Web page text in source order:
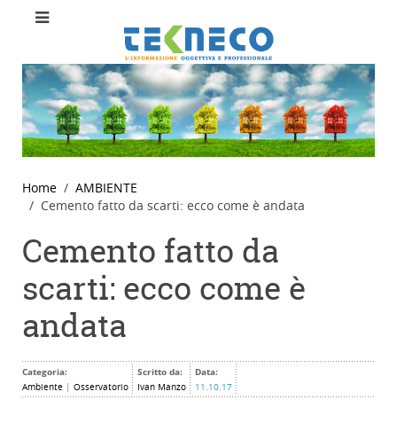
Home
AMBIENTE
Cemento fatto da scarti: ecco come è andata
Cemento fatto da
scarti: ecco come è
andata
Categoria:
Ambiente Osservatorio
Scritto da:
Ivan Manzo
Data:
11.10.17